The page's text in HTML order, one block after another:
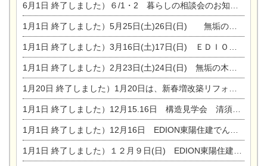
6月1日 終了しました）６/1・2 暮らしの相談会のお知らせ
1月1日 終了しました）5月25日(土)26日(日) 無垢の木の家体感見学会開催☆
1月1日 終了しました）3月16日(土)17日(日) ＥＤＩＯＮ東陽住建でんき館 総決算まつり
1月1日 終了しました）2月23日(土)24日(日) 無垢の木の家 完成見学会
1月20日 終了しました）1月20日は、新春増改築リフォームまつり＆家の修理祭り＆家電まつりです。
1月1日 終了しました）12月15.16日 構造見学会 清須市西枇杷島町弁天
1月1日 終了しました）12月16日 EDION東陽住建でんき OPEN第二弾イベント！！
1月1日 終了しました）１２月９日(日) EDION東陽住建でんき館プレＯＰＥＮ！＆家の修理まつり